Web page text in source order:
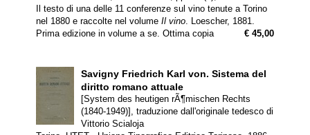
Il testo di una delle 11 conferenze sul vino tenute a Torino
nel 1880 e raccolte nel volume Il vino. Loescher, 1881.
Prima edizione in volume a se. Ottima copia
€ 45,00
Savigny Friedrich Karl von. Sistema del
diritto romano attuale
[System des heutigen rÃ¶mischen Rechts
(1840-1949)], traduzione dall'originale tedesco di
Vittorio Scialoja